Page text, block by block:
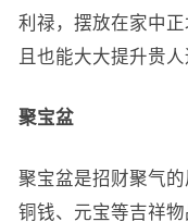
利禄，摆放在家中
且也能大大提升贵人
聚宝盆
聚宝盆是招财聚气的
铜钱、元宝等吉祥